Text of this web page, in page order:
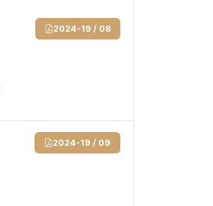
2024-19 / 08
2024-19 / 09